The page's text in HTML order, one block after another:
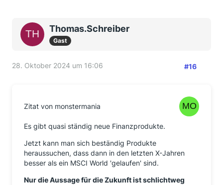
Thomas.Schreiber
Gast
28. Oktober 2024 um 16:06 #16
Zitat von monstermania
Es gibt quasi ständig neue Finanzprodukte.
Jetzt kann man sich beständig Produkte
heraussuchen, dass dann in den letzten X-Jahren
besser als ein MSCI World 'gelaufen' sind.
Nur die Aussage für die Zukunft ist schlichtweg